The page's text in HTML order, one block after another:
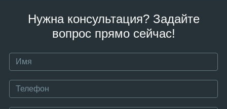
Нужна консультация? Задайте
вопрос прямо сейчас!